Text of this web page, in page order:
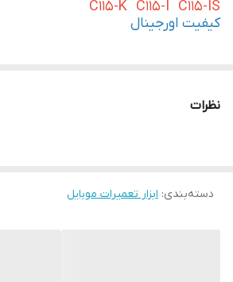
C115-K C115-I C115-IS
کیفیت اورجینال
نظرات
دسته‌بندی: ابزار تعمیرات موبایل